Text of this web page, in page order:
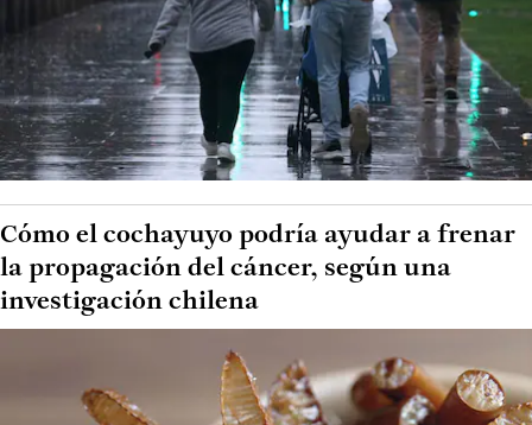
Cómo el cochayuyo podría ayudar a frenar
la propagación del cáncer, según una
investigación chilena